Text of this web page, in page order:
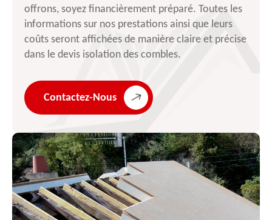
offrons, soyez financièrement préparé. Toutes les
informations sur nos prestations ainsi que leurs
coûts seront affichées de manière claire et précise
dans le devis isolation des combles.
Contactez-Nous